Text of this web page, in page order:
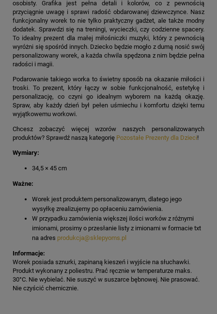
osobisty. Grafika jest pełna detali i kolorów, co z pewnością
przyciągnie uwagę i sprawi radość obdarowanej dziewczynce. Nasz
funkcjonalny worek to nie tylko praktyczny gadżet, ale także modny
dodatek. Sprawdzi się na treningi, wycieczki, czy codzienne spacery.
To idealny prezent dla małej miłośniczki muzyki, który z pewnością
wyróżni się spośród innych. Dziecko będzie mogło z dumą nosić swój
personalizowany worek, a każda chwila spędzona z nim będzie pełna
radości i magii.
Podarowanie takiego worka to świetny sposób na okazanie miłości i
troski. To prezent, który łączy w sobie funkcjonalność, estetykę i
personalizację, co czyni go idealnym wyborem na każdą okazję.
Spraw, aby każdy dzień był pełen uśmiechu i komfortu dzięki temu
wyjątkowemu workowi.
Chcesz zobaczyć więcej wzorów naszych personalizowanych
produktów? Sprawdź naszą kategorię Pozostałe Prezenty dla Dzieci!
Wymiary:
34,5 × 45 cm
Ważne:
Worek jest produktem personalizowanym, dlatego jego
wysyłkę zrealizujemy po opłaceniu zamówienia.
W przypadku zamówienia większej ilości worków z różnymi
imionami, prosimy o przesłanie listy z imionami w formacie txt
na adres produkcja@sklepyoms.pl
Informacje:
Worek posiada sznurki, zapinaną kieszeń i wyjście na słuchawki.
Produkt wykonany z poliestru. Prać ręcznie w temperaturze maks.
30°C. Nie wybielać. Nie suszyć w suszarce bębnowej. Nie prasować.
Nie czyścić chemicznie.